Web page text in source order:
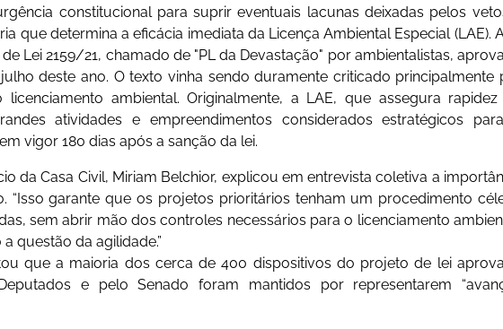
constitucional para suprir eventuais lacunas deixadas pelos
que determina a eficácia imediata da Licença Ambiental Especial (LAE).
Lei 2159/21, chamado de "PL da Devastação" por ambientalistas,
deste ano. O texto vinha sendo duramente criticado principalmente
licenciamento ambiental. Originalmente, a LAE, que assegura rapidez
atividades e empreendimentos considerados estratégicos
vigor 180 dias após a sanção da lei.
da Casa Civil, Miriam Belchior, explicou em entrevista coletiva a
“Isso garante que os projetos prioritários tenham um procedimento
sem abrir mão dos controles necessários para o licenciamento
questão da agilidade.”
que a maioria dos cerca de 400 dispositivos do projeto de lei
e pelo Senado foram mantidos por representarem